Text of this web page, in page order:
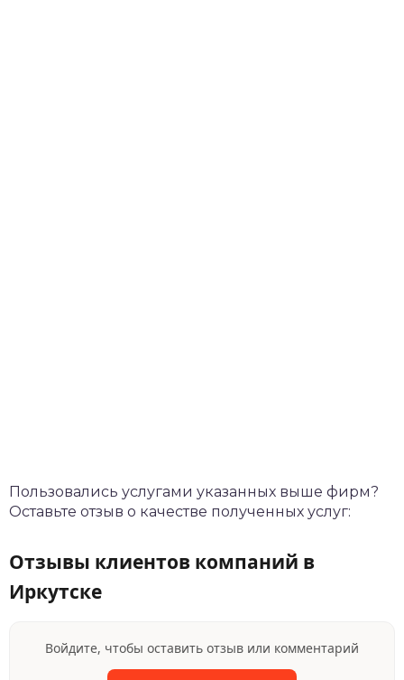
Пользовались услугами указанных выше фирм?
Оставьте отзыв о качестве полученных услуг:
Отзывы клиентов компаний в
Иркутске
Войдите, чтобы оставить отзыв или комментарий